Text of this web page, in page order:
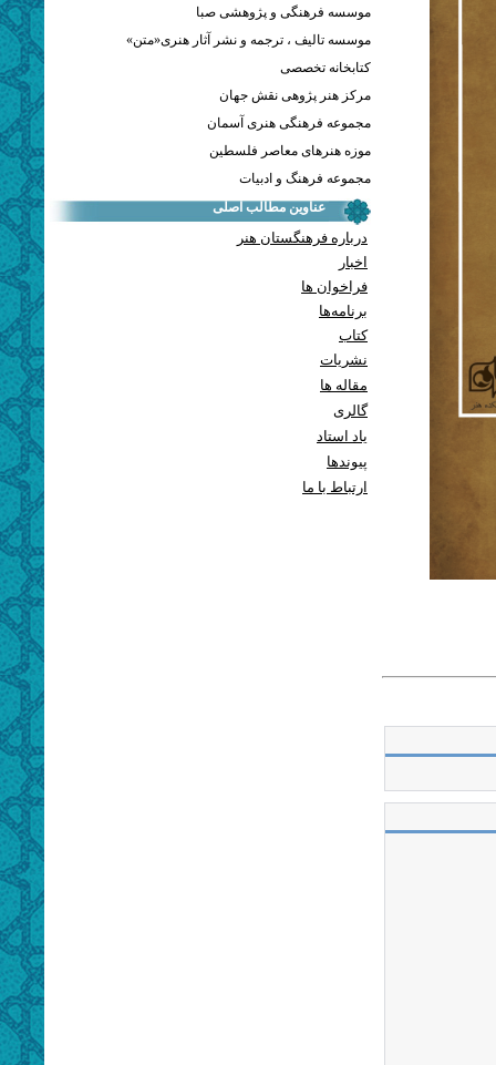
موسسه فرهنگی و پژوهشی صبا
موسسه تالیف ، ترجمه و نشر آثار هنری«متن»
کتابخانه تخصصی
مرکز هنر پژوهی نقش جهان
مجموعه فرهنگی هنری آسمان
موزه هنرهای معاصر فلسطین
مجموعه فرهنگ و ادبیات
عناوین مطالب اصلی
درباره فرهنگستان هنر
اخبار
فراخوان ها
برنامه‌ها
کتاب
نشریات
مقاله ها
گالری
یاد استاد
پيوندها
ارتباط با ما